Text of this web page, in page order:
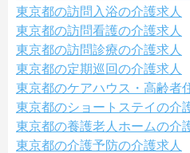
東京都の訪問入浴の介護求人
東京都の訪問看護の介護求人
東京都の訪問診療の介護求人
東京都の定期巡回の介護求人
東京都のケアハウス・高齢者
東京都のショートステイの介
東京都の養護老人ホームの介
東京都の介護予防の介護求人